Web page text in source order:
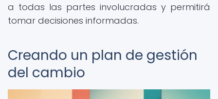
a todas las partes involucradas y permitirá
tomar decisiones informadas.
Creando un plan de gestión
del cambio